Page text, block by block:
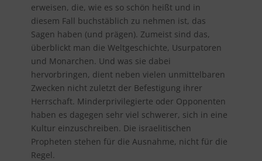
erweisen, die, wie es so schön heißt und in
diesem Fall buchstäblich zu nehmen ist, das
Sagen haben (und prägen). Zumeist sind das,
überblickt man die Weltgeschichte, Usurpatoren
und Monarchen. Und was sie dabei
hervorbringen, dient neben vielen unmittelbaren
Zwecken nicht zuletzt der Befestigung ihrer
Herrschaft. Minderprivilegierte oder Opponenten
haben es dagegen sehr viel schwerer, sich in eine
Kultur einzuschreiben. Die israelitischen
Propheten stehen für die Ausnahme, nicht für die
Regel.